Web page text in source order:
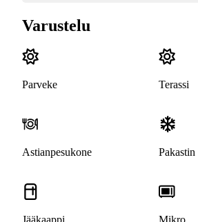
Varustelu
Parveke Terassi
Astianpesukone Pakastin